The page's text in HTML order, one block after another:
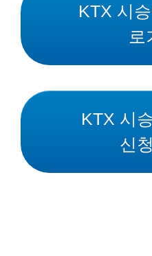
KTX 시
로
KTX 시
신